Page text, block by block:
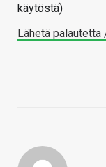
käytöstä)
Lähetä